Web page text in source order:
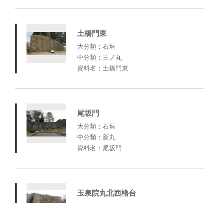
土橋門東
大分類：石垣
中分類：三ノ丸
資料名：土橋門東
尾坂門
大分類：石垣
中分類：新丸
資料名：尾坂門
玉泉院丸北西櫓台